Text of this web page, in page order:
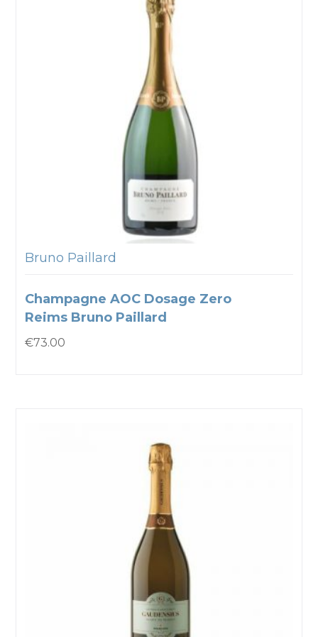
Bruno Paillard
Champagne AOC Dosage Zero
Reims Bruno Paillard
€73.00